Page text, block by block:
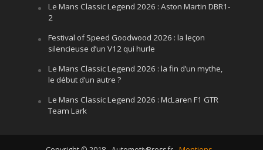
Le Mans Classic Legend 2026 : Aston Martin DBR1-
2
Festival of Speed Goodwood 2026 : la leçon
silencieuse d’un V12 qui hurle
Le Mans Classic Legend 2026 : la fin d’un mythe,
le début d’un autre ?
Le Mans Classic Legend 2026 : McLaren F1 GTR
Team Lark